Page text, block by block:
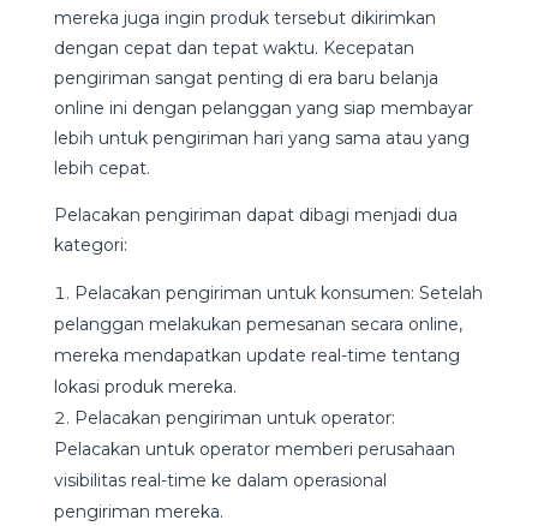
mereka juga ingin produk tersebut dikirimkan
dengan cepat dan tepat waktu. Kecepatan
pengiriman sangat penting di era baru belanja
online ini dengan pelanggan yang siap membayar
lebih untuk pengiriman hari yang sama atau yang
lebih cepat.
Pelacakan pengiriman dapat dibagi menjadi dua
kategori:
Pelacakan pengiriman untuk konsumen: Setelah
pelanggan melakukan pemesanan secara online,
mereka mendapatkan update real-time tentang
lokasi produk mereka.
Pelacakan pengiriman untuk operator:
Pelacakan untuk operator memberi perusahaan
visibilitas real-time ke dalam operasional
pengiriman mereka.